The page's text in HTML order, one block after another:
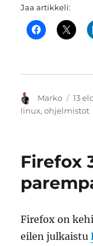
Jaa artikkeli:
Kirjoittaja
Marko 13
linux,ohjelmistot
Firefox
Firefox on
eilen julkaistu